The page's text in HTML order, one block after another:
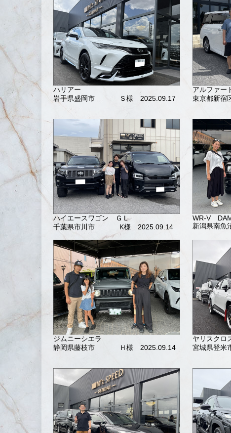
ハリアー
岩手県盛岡市
Ｓ様 2025.09.17
アルファー
東京都新宿
ハイエースワゴン ＧＬ
千葉県市川市
K様 2025.09.14
WR-V
新潟県南魚
ジムニーシエラ
静岡県藤枝市
Ｈ様 2025.09.14
ヤリスクロ
宮城県登米